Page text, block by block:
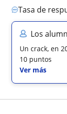
Tasa de
Los
Un crack, en
10 puntos
Ver más